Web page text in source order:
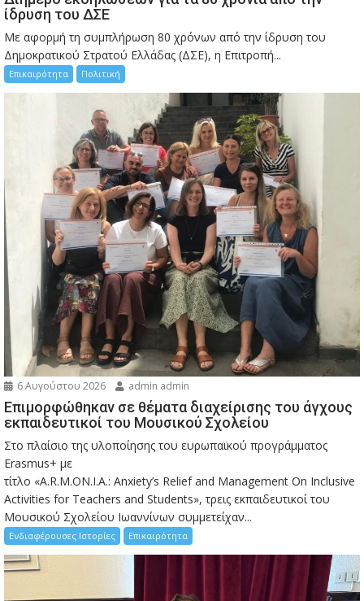
ίδρυση του ΔΣΕ
Με αφορμή τη συμπλήρωση 80 χρόνων από την ίδρυση του
Δημοκρατικού Στρατού Ελλάδας (ΔΣΕ), η Επιτροπή...
Επικαιρότητα Πολιτική
6 Αυγούστου 2026 admin admin
Eπιμορφώθηκαν σε θέματα διαχείρισης του άγχους
εκπαιδευτικοί του Μουσικού Σχολείου
Στο πλαίσιο της υλοποίησης του ευρωπαϊκού προγράμματος
Erasmus+ με
τίτλο «A.R.M.ON.I.A.: Anxiety’s Relief and Management On Inclusive
Activities for Teachers and Students», τρεις εκπαιδευτικοί του
Μουσικού Σχολείου Ιωαννίνων συμμετείχαν...
Ενδιαφέρουσες Ιστορίες Επικαιρότητα